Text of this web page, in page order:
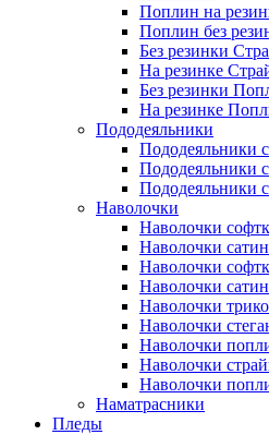
Поплин на
Поплин без
Без резинки
На резинке
Без резинки
На резинке
Пододеяльники
Пододеяльники
Пододеяльники
Пододеяльники
Наволочки
Наволочки
Наволочки
Наволочки
Наволочки
Наволочки
Наволочки
Наволочки
Наволочки
Наволочки
Наматрасники
Пледы